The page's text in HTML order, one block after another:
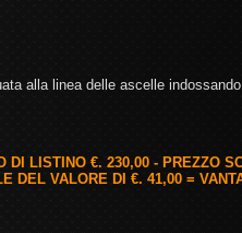
alla linea delle ascelle indossando
LISTINO €. 230,00 - PREZZO
DEL VALORE DI €. 41,00 =